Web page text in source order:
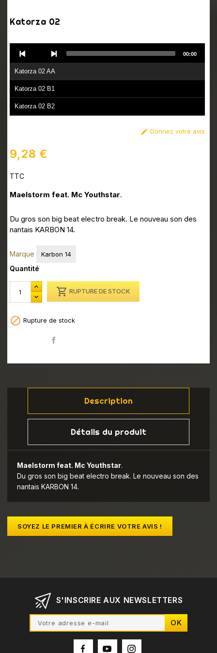
Katorza 02
Player
Katorza 02 AA
Katorza 02 B1
Katorza 02 B2
00:00
 Donnez votre avis
9,28 €
TTC
Maelstorm feat. Mc Youthstar.
Du gros son big beat electro break. Le nouveau son des
nantais KARBON 14.
Marque Karbon 14
Quantité
 RUPTURE DE STOCK
 Rupture de stock
Description
Détails du produit
Maelstorm feat. Mc Youthstar.
Du gros son big beat electro break. Le nouveau son des
nantais KARBON 14.
SOYEZ LE PREMIER À ÉCRIRE VOTRE AVIS !
S'INSCRIRE AUX NEWSLETTERS